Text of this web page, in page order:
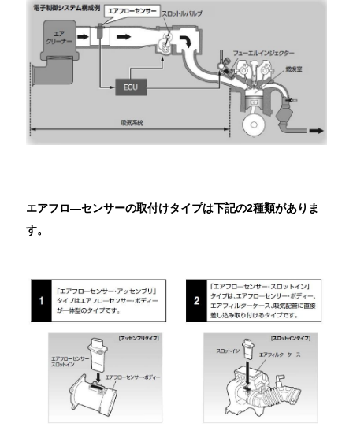
エアフロ―センサーの取付けタイプは下記の2種類がありま
す。